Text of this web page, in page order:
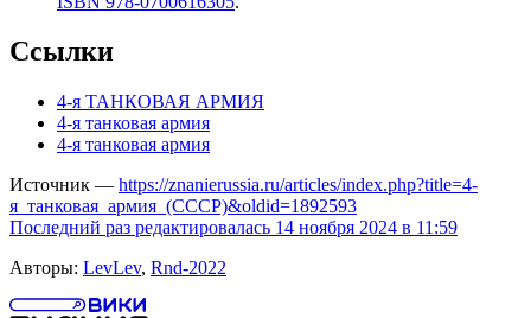
Ссылки
4-я ТАНКОВАЯ АРМИЯ
4-я танковая армия
4-я танковая армия
Источник — https://znanierussia.ru/articles/index.php?title=4-
я_танковая_армия_(СССР)&oldid=1892593
Последний раз редактировалась 14 ноября 2024 в 11:59
Авторы: LevLev, Rnd-2022